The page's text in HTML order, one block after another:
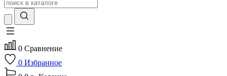
0 Сравнение
0 Избранное